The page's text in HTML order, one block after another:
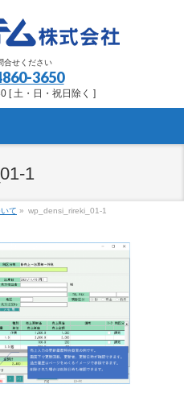
合せください
3650
[ 土・日・祝日除く ]
1
て » wp_densi_rireki_01-1